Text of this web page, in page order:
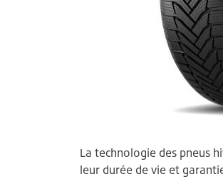
La technologie des pneus
leur durée de vie et